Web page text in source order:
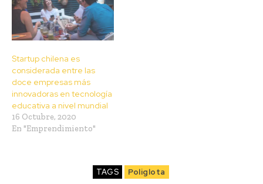
Startup chilena es
considerada entre las
doce empresas más
innovadoras en tecnología
educativa a nivel mundial
16 Octubre, 2020
En "Emprendimiento"
TAGS Poliglota